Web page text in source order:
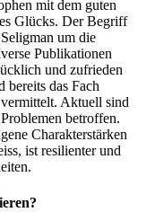
mit dem guten
Glücks. Der Begriff
um die
Publikationen
und zufrieden
bereits das Fach
Aktuell sind
betroffen.
Charakterstärken
ist resilienter und